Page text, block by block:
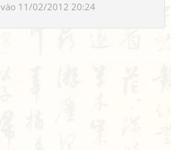
vào 11/02/2012 20:24